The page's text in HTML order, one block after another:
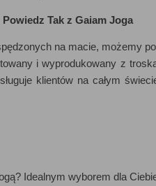
Powiedz Tak z Gaiam Joga
na macie, możemy
i wyprodukowany z
klientów na całym
Idealnym wyborem dla